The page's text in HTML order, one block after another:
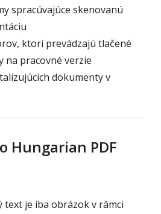
spracúvajúce skenovanú
ktorí prevádzajú tlačené
na pracovné verzie
dokumenty v
Hungarian PDF
text je iba obrázok v rámci